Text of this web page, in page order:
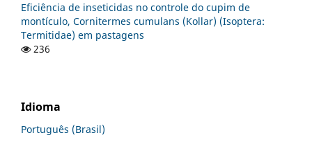
Eficiência de inseticidas no controle do cupim de
montículo, Cornitermes cumulans (Kollar) (Isoptera:
Termitidae) em pastagens
236
Idioma
Português (Brasil)